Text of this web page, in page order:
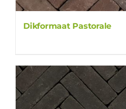
Dikformaat Pastorale